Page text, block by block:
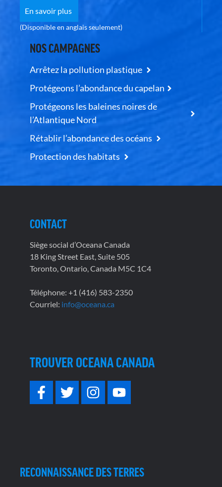
En savoir plus
(Disponible en anglais seulement)
NOS CAMPAGNES
Arrêtez la pollution plastique
Protégeons l’abondance du capelan
Protégeons les baleines noires de
l’Atlantique Nord
Rétablir l’abondance des océans
Protection des habitats
CONTACT
Siège social d’Oceana Canada
18 King Street East, Suite 505
Toronto, Ontario, Canada M5C 1C4
Téléphone: +1 (416) 583-2350
Courriel: info@oceana.ca
TROUVER OCEANA CANADA
RECONNAISSANCE DES TERRES